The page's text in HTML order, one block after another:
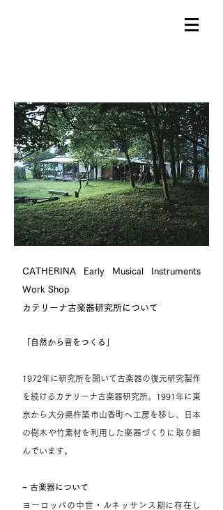
CATHERINA Early Musical Instruments
Work Shop
カテリーナ古楽器研究所について
「自然から音をつく る」
1972年に研究所を開いて古楽器の復元研究製作
を続け るカテリーナ古楽器研究所。1991年に東
京から大分県杵築市山香町へ工房を移し、日本
の樹木や竹素材を利用した楽器づくりに取り組
んでいます。
− 古楽器について
ヨーロッパの中世・ルネッサンス期に存在し